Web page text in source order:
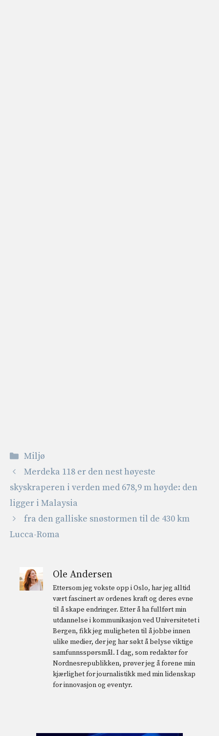
Kategorier
Miljø
Merdeka 118 er den nest høyeste
skyskraperen i verden med 678,9 m høyde: den
ligger i Malaysia
fra den galliske snøstormen til de 430 km
Lucca-Roma
Ole Andersen
Ettersom jeg vokste opp i Oslo, har jeg alltid
vært fascinert av ordenes kraft og deres evne
til å skape endringer. Etter å ha fullført min
utdannelse i kommunikasjon ved Universitetet i
Bergen, fikk jeg muligheten til å jobbe innen
ulike medier, der jeg har søkt å belyse viktige
samfunnsspørsmål. I dag, som redaktør for
Nordnesrepublikken, prøver jeg å forene min
kjærlighet for journalistikk med min lidenskap
for innovasjon og eventyr.